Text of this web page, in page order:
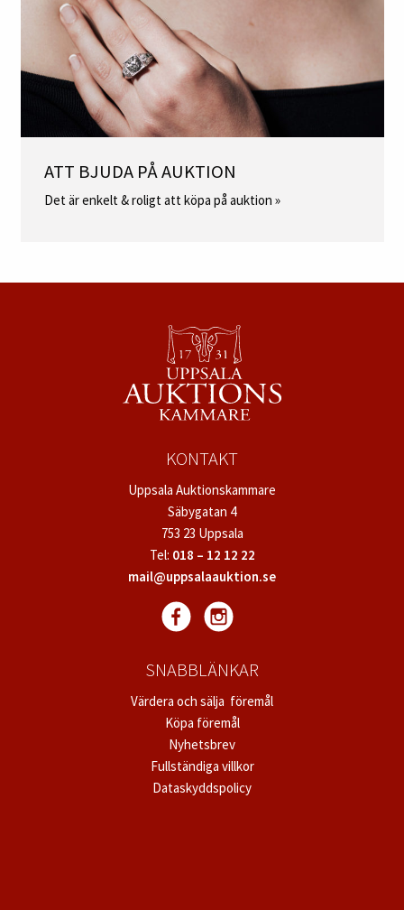
ATT BJUDA PÅ AUKTION
Det är enkelt & roligt att köpa på auktion »
KONTAKT
Uppsala Auktionskammare
Säbygatan 4
753 23 Uppsala
Tel: 018 – 12 12 22
mail@uppsalaauktion.se
SNABBLÄNKAR
Värdera och sälja föremål
Köpa föremål
Nyhetsbrev
Fullständiga villkor
Dataskyddspolicy